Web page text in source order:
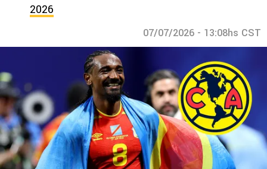
2026
07/07/2026 - 13:08hs CST